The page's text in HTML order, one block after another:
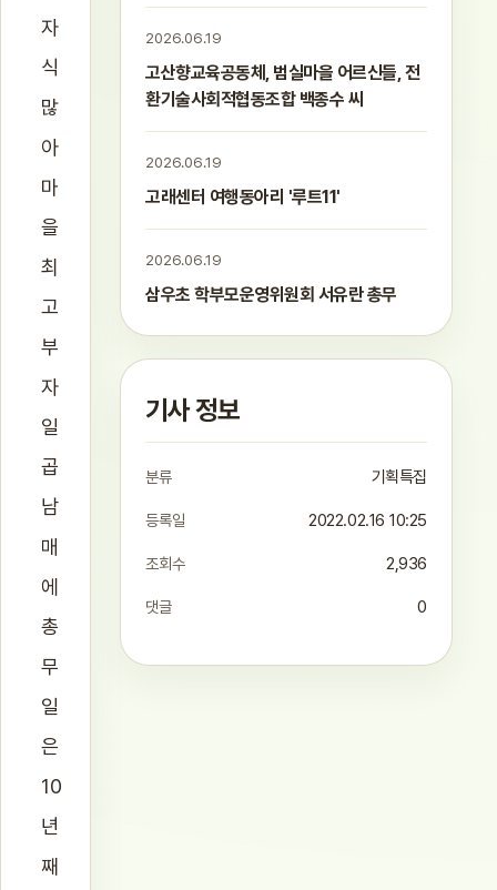
자
식
많
아
마
을
최
고
부
자
일
곱
남
매
에
총
무
일
은
10
년
째
2026.06.19
고산향교육공동체, 범실마을 어르신들, 전
환기술사회적협동조합 백종수 씨
2026.06.19
고래센터 여행동아리 '루트11'
2026.06.19
삼우초 학부모운영위원회 서유란 총무
기사 정보
분류 기획특집
등록일 2022.02.16 10:25
조회수 2,936
댓글 0